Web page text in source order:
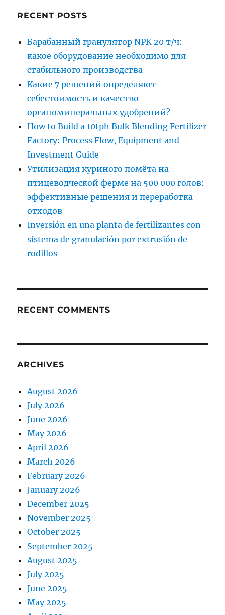
RECENT POSTS
Барабанный гранулятор NPK 20 т/ч:
какое оборудование необходимо для
стабильного производства
Какие 7 решений определяют
себестоимость и качество
органоминеральных удобрений?
How to Build a 10tph Bulk Blending Fertilizer
Factory: Process Flow, Equipment and
Investment Guide
Утилизация куриного помёта на
птицеводческой ферме на 500 000 голов:
эффективные решения и переработка
отходов
Inversión en una planta de fertilizantes con
sistema de granulación por extrusión de
rodillos
RECENT COMMENTS
ARCHIVES
August 2026
July 2026
June 2026
May 2026
April 2026
March 2026
February 2026
January 2026
December 2025
November 2025
October 2025
September 2025
August 2025
July 2025
June 2025
May 2025